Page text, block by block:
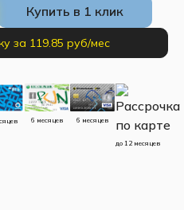
Купить в 1 клик
за 119.85 руб/мес
6 месяцев 6 месяцев
до 12 месяцев